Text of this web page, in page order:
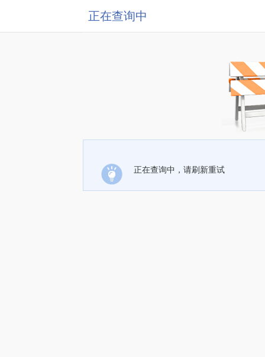
正在查询中
正在查询中，请刷新重试